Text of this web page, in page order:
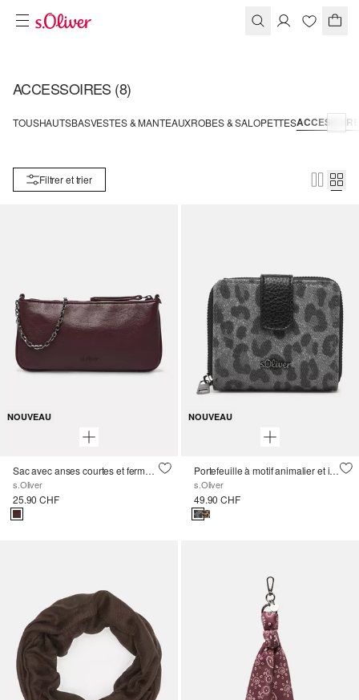
ACCESSOIRES (8)
TOUSHAUTSBASVESTES & MANTEAUXROBES & SALOPETTES
Filtrer et trier
NOUVEAU
Sac avec anses courtes et fermeture à glissière
s.Oliver
25.90 CHF
NOUVEAU
Portefeuille à motif animalier et illustration
s.Oliver
49.90 CHF